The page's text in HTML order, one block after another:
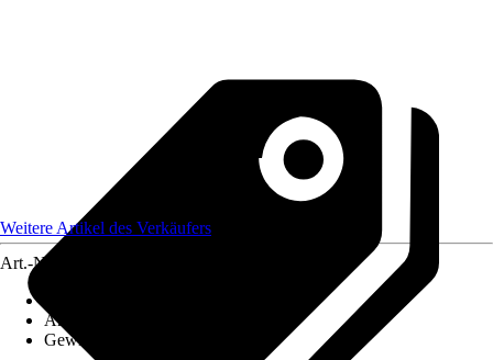
Weitere Artikel des Verkäufers
Art.-Nr.
Anwendung
Gewinde-Typ